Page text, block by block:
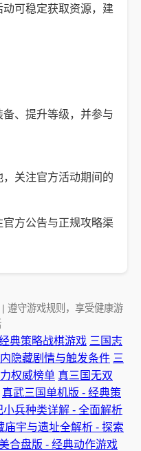
可稳定获取资源，建
、提升等级，并参与
关注官方活动期间的
方公告与正规攻略渠
遵守游戏规则，享受健康游
典策略战棋游戏 三国志
隐藏剧情与触发条件 三
权威榜单 真三国无双
真武三国单机版 - 经典策
小兵种类详解 - 全面解析
庙宇与遗址全解析 - 探索
合盘版 - 经典动作游戏